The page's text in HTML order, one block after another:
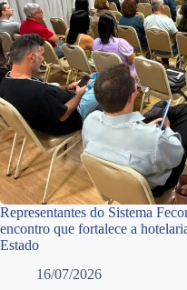
Representantes do Sistema
encontro que fortalece a
Estado
16/07/2026